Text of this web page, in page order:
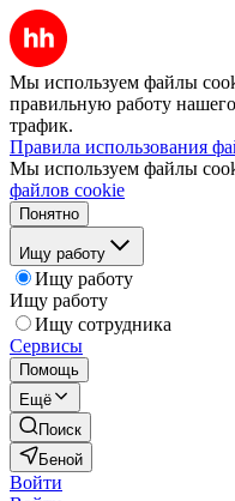
Мы используем файлы
правильную работу
трафик.
Правила использования
Мы используем файлы
файлов cookie
Понятно
Ищу работу
Ищу работу
Ищу работу
Ищу сотрудника
Сервисы
Помощь
Ещё
Поиск
Беной
Войти